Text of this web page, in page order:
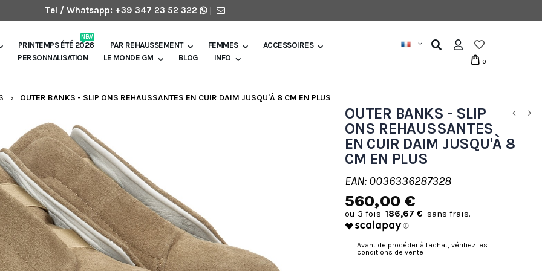
Tel / Whatsapp: +39 347 23 52 322 |
PRINTEMPS ÉTÉ 2026
NEW
PAR REHAUSSEMENT FEMMES
ACCESSOIRES
PERSONNALISATION
LE MONDE GM BLOG INFO 0
OUTER BANKS - SLIP ONS REHAUSSANTES EN CUIR DAIM JUSQU'À 8 CM EN PLUS
OUTER BANKS - SLIP
ONS REHAUSSANTES
EN CUIR DAIM JUSQU'À 8
CM EN PLUS
EAN: 0036336287328
560,00 €
186,67 €
Avant de procéder à l'achat, vérifiez les
conditions de vente